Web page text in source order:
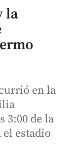
la
en la
3:00 de la
el estadio